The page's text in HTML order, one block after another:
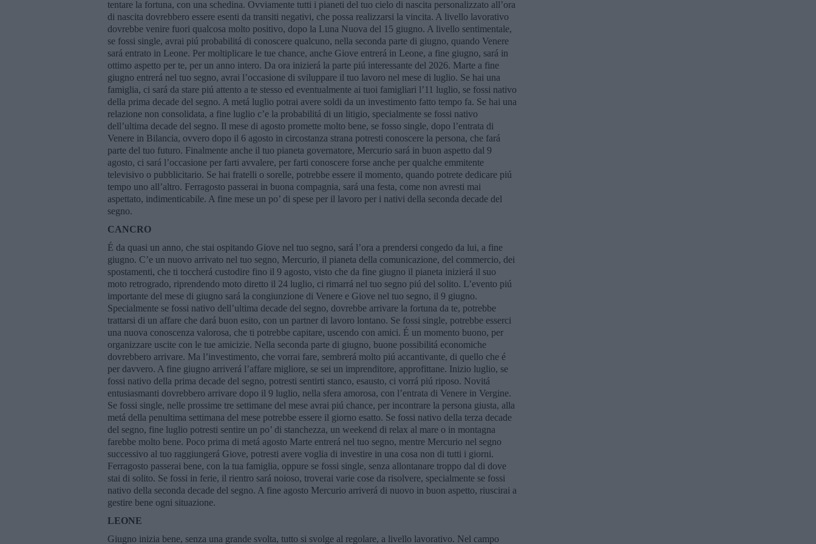
tentare la fortuna, con una schedina. Ovviamente tutti i pianeti del tuo cielo di nascita personalizzato all’ora
di nascita dovrebbero essere esenti da transiti negativi, che possa realizzarsi la vincita. A livello lavorativo
dovrebbe venire fuori qualcosa molto positivo, dopo la Luna Nuova del 15 giugno. A livello sentimentale,
se fossi single, avrai piú probabilitá di conoscere qualcuno, nella seconda parte di giugno, quando Venere
sará entrato in Leone. Per moltiplicare le tue chance, anche Giove entrerá in Leone, a fine giugno, sará in
ottimo aspetto per te, per un anno intero. Da ora inizierá la parte piú interessante del 2026. Marte a fine
giugno entrerá nel tuo segno, avrai l’occasione di sviluppare il tuo lavoro nel mese di luglio. Se hai una
famiglia, ci sará da stare piú attento a te stesso ed eventualmente ai tuoi famigliari l’11 luglio, se fossi nativo
della prima decade del segno. A metá luglio potrai avere soldi da un investimento fatto tempo fa. Se hai una
relazione non consolidata, a fine luglio c’e la probabilitá di un litigio, specialmente se fossi nativo
dell’ultima decade del segno. Il mese di agosto promette molto bene, se fosso single, dopo l’entrata di
Venere in Bilancia, ovvero dopo il 6 agosto in circostanza strana potresti conoscere la persona, che fará
parte del tuo futuro. Finalmente anche il tuo pianeta governatore, Mercurio sará in buon aspetto dal 9
agosto, ci sará l’occasione per farti avvalere, per farti conoscere forse anche per qualche emmitente
televisivo o pubblicitario. Se hai fratelli o sorelle, potrebbe essere il momento, quando potrete dedicare piú
tempo uno all’altro. Ferragosto passerai in buona compagnia, sará una festa, come non avresti mai
aspettato, indimenticabile. A fine mese un po’ di spese per il lavoro per i nativi della seconda decade del
segno.
CANCRO
É da quasi un anno, che stai ospitando Giove nel tuo segno, sará l’ora a prendersi congedo da lui, a fine
giugno. C’e un nuovo arrivato nel tuo segno, Mercurio, il pianeta della comunicazione, del commercio, dei
spostamenti, che ti toccherá custodire fino il 9 agosto, visto che da fine giugno il pianeta inizierá il suo
moto retrogrado, riprendendo moto diretto il 24 luglio, ci rimarrá nel tuo segno piú del solito. L’evento piú
importante del mese di giugno sará la congiunzione di Venere e Giove nel tuo segno, il 9 giugno.
Specialmente se fossi nativo dell’ultima decade del segno, dovrebbe arrivare la fortuna da te, potrebbe
trattarsi di un affare che dará buon esito, con un partner di lavoro lontano. Se fossi single, potrebbe esserci
una nuova conoscenza valorosa, che ti potrebbe capitare, uscendo con amici. É un momento buono, per
organizzare uscite con le tue amicizie. Nella seconda parte di giugno, buone possibilitá economiche
dovrebbero arrivare. Ma l’investimento, che vorrai fare, sembrerá molto piú accantivante, di quello che é
per davvero. A fine giugno arriverá l’affare migliore, se sei un imprenditore, approfittane. Inizio luglio, se
fossi nativo della prima decade del segno, potresti sentirti stanco, esausto, ci vorrá piú riposo. Novitá
entusiasmanti dovrebbero arrivare dopo il 9 luglio, nella sfera amorosa, con l’entrata di Venere in Vergine.
Se fossi single, nelle prossime tre settimane del mese avrai piú chance, per incontrare la persona giusta, alla
metá della penultima settimana del mese potrebbe essere il giorno esatto. Se fossi nativo della terza decade
del segno, fine luglio potresti sentire un po’ di stanchezza, un weekend di relax al mare o in montagna
farebbe molto bene. Poco prima di metá agosto Marte entrerá nel tuo segno, mentre Mercurio nel segno
successivo al tuo raggiungerá Giove, potresti avere voglia di investire in una cosa non di tutti i giorni.
Ferragosto passerai bene, con la tua famiglia, oppure se fossi single, senza allontanare troppo dal di dove
stai di solito. Se fossi in ferie, il rientro sará noioso, troverai varie cose da risolvere, specialmente se fossi
nativo della seconda decade del segno. A fine agosto Mercurio arriverá di nuovo in buon aspetto, riuscirai a
gestire bene ogni situazione.
LEONE
Giugno inizia bene, senza una grande svolta, tutto si svolge al regolare, a livello lavorativo. Nel campo